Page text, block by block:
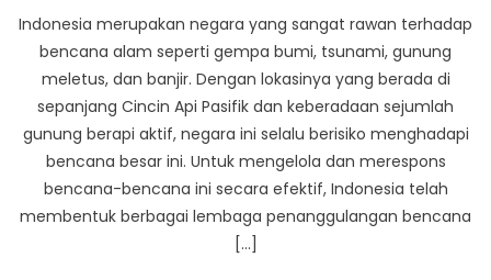
dan
Indonesia merupakan negara yang sangat rawan terhadap
bencana alam seperti gempa bumi, tsunami, gunung
meletus, dan banjir. Dengan lokasinya yang berada di
sepanjang Cincin Api Pasifik dan keberadaan sejumlah
gunung berapi aktif, negara ini selalu berisiko menghadapi
bencana besar ini. Untuk mengelola dan merespons
bencana-bencana ini secara efektif, Indonesia telah
membentuk berbagai lembaga penanggulangan bencana
[…]